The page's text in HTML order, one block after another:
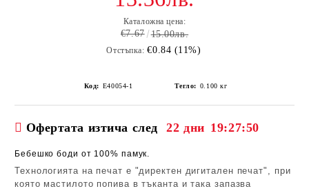
Каталожна цена:
€7.67 15.00лв.
Отстъпка: €0.84 (11%)
Код: E40054-1 Тегло: 0.100 кг
Офертата изтича след 22 дни 19:27:50
Бебешко боди от 100% памук.
Технологията на печат е "директен дигитален печат", при
която мастилото попива в тъканта и така запазва